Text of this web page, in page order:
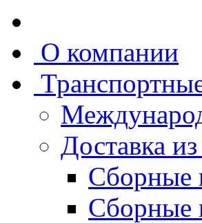
О компании
Доставка
Сборные
Сборные